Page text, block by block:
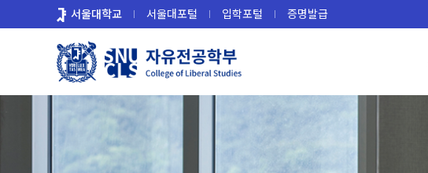
로
서울대학교 서울대포털 입학포털 증명발급